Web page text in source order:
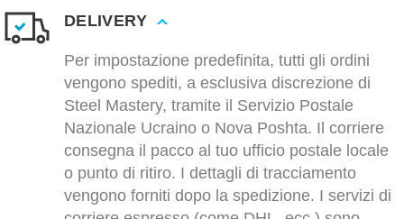
DELIVERY
Per impostazione predefinita, tutti gli ordini
vengono spediti, a esclusiva discrezione di
Steel Mastery, tramite il Servizio Postale
Nazionale Ucraino o Nova Poshta. Il corriere
consegna il pacco al tuo ufficio postale locale
o punto di ritiro. I dettagli di tracciamento
vengono forniti dopo la spedizione. I servizi di